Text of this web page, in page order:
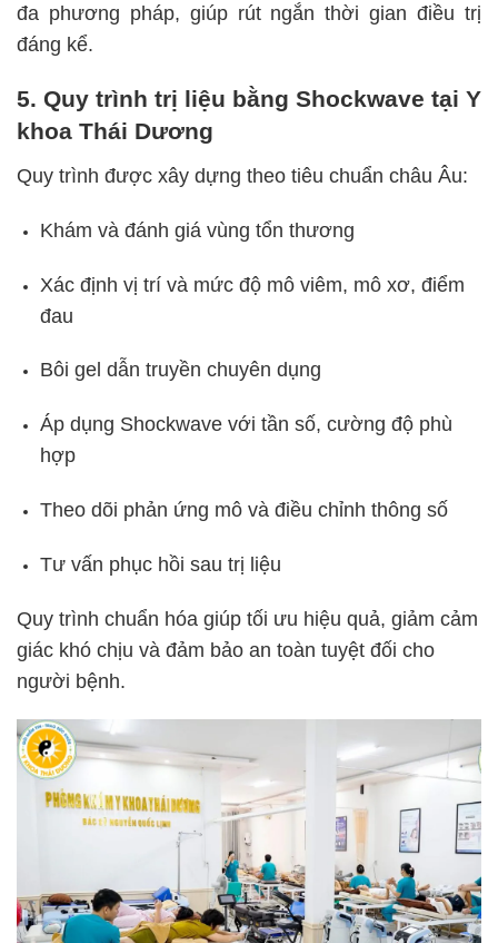
đa phương pháp, giúp rút ngắn thời gian điều trị
đáng kể.
5. Quy trình trị liệu bằng Shockwave tại Y
khoa Thái Dương
Quy trình được xây dựng theo tiêu chuẩn châu Âu:
Khám và đánh giá vùng tổn thương
Xác định vị trí và mức độ mô viêm, mô xơ, điểm
đau
Bôi gel dẫn truyền chuyên dụng
Áp dụng Shockwave với tần số, cường độ phù
hợp
Theo dõi phản ứng mô và điều chỉnh thông số
Tư vấn phục hồi sau trị liệu
Quy trình chuẩn hóa giúp tối ưu hiệu quả, giảm cảm
giác khó chịu và đảm bảo an toàn tuyệt đối cho
người bệnh.